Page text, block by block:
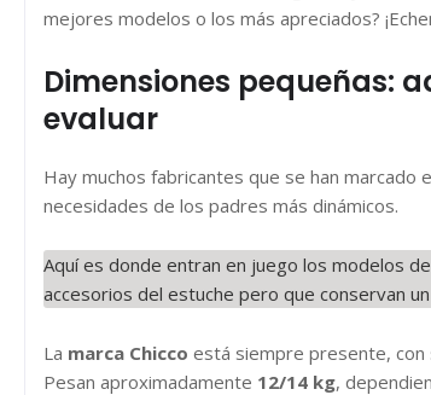
mejores modelos o los más apreciados?
Dimensiones pequeñas:
evaluar
Hay muchos fabricantes que se han
necesidades de los padres más dinámicos.
Aquí es donde entran en juego los modelos
accesorios del estuche pero que conservan
La marca Chicco está siempre presente, con
Pesan aproximadamente 12/14 kg,